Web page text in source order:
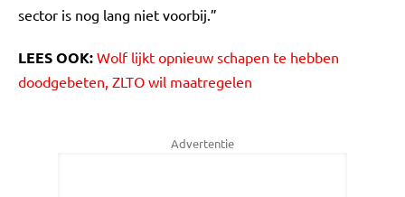
sector is nog lang niet voorbij.”
LEES OOK: Wolf lijkt opnieuw schapen te hebben
doodgebeten, ZLTO wil maatregelen
Advertentie